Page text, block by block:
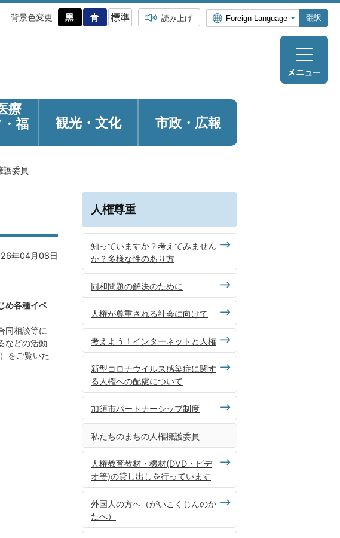
背景色変更 読み上げ 翻訳
療
福
観光・ 文化 市政・広報
護委員
年04月08日
め各種イベ
同相談等に
などの活動
をご覧いた
人権尊重
知っていますか？考えてみません
か？多様な性のあり方
同和問題の解決のために
人権が尊重される社会に向けて
考えよう！インターネットと人権
新型コロナウイルス感染症に関す
る人権への配慮について
加須市パートナーシップ制度
私たちのまちの人権擁護委員
人権教育教材・機材(DVD・ビデ
オ等)の貸し出しを行っています
外国人の方へ（がいこくじんのか
たへ）